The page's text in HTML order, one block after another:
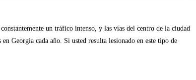
un tráfico intenso, y las vías del centro de la ciudad
Georgia cada año. Si usted resulta lesionado en este tipo de